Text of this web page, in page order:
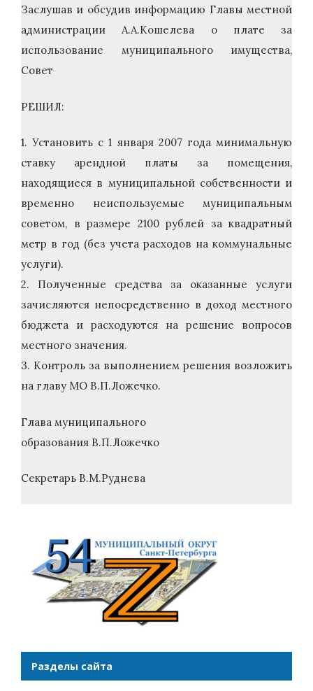
Заслушав и обсудив информацию Главы местной
администрации А.А.Кошелева о плате за
использование муниципального имущества,
Совет
РЕШИЛ:
1. Установить с 1 января 2007 года минимальную
ставку арендной платы за помещения,
находящиеся в муниципальной собственности и
временно неиспользуемые муниципальным
советом, в размере 2100 рублей за квадратный
метр в год (без учета расходов на коммунальные
услуги).
2. Полученные средства за оказанные услуги
зачисляются непосредственно в доход местного
бюджета и расходуются на решение вопросов
местного значения.
3. Контроль за выполнением решения возложить
на главу МО В.П.Ложечко.
Глава муниципального
образования В.П.Ложечко
Секретарь В.М.Руднева
Разделы сайта